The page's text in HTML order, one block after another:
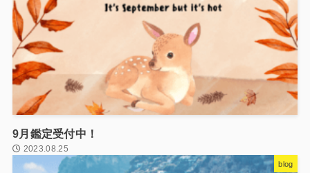
9月鑑定受付中！
2023.08.25
blog